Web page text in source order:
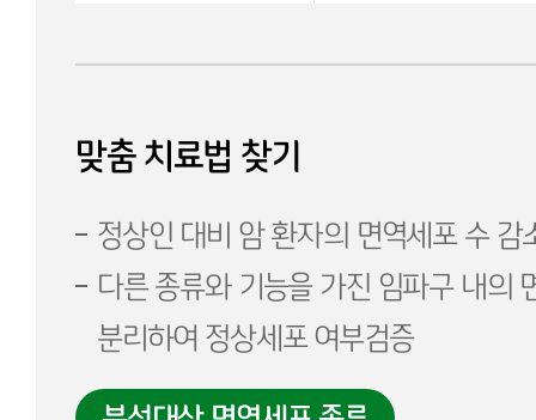
맞춤 치료법 찾기
정상인 대비 암 환자의 면역세포 수 감
다른 종류와 기능을 가진 임파구 내의
분리하여 정상세포 여부검증